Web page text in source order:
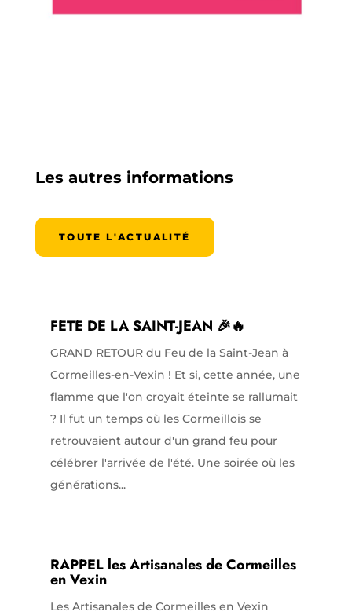
Les autres informations
TOUTE L'ACTUALITÉ
FETE DE LA SAINT-JEAN 🎉🔥
GRAND RETOUR du Feu de la Saint-Jean à
Cormeilles-en-Vexin ! Et si, cette année, une
flamme que l'on croyait éteinte se rallumait
? Il fut un temps où les Cormeillois se
retrouvaient autour d'un grand feu pour
célébrer l'arrivée de l'été. Une soirée où les
générations...
RAPPEL les Artisanales de Cormeilles
en Vexin
Les Artisanales de Cormeilles en Vexin